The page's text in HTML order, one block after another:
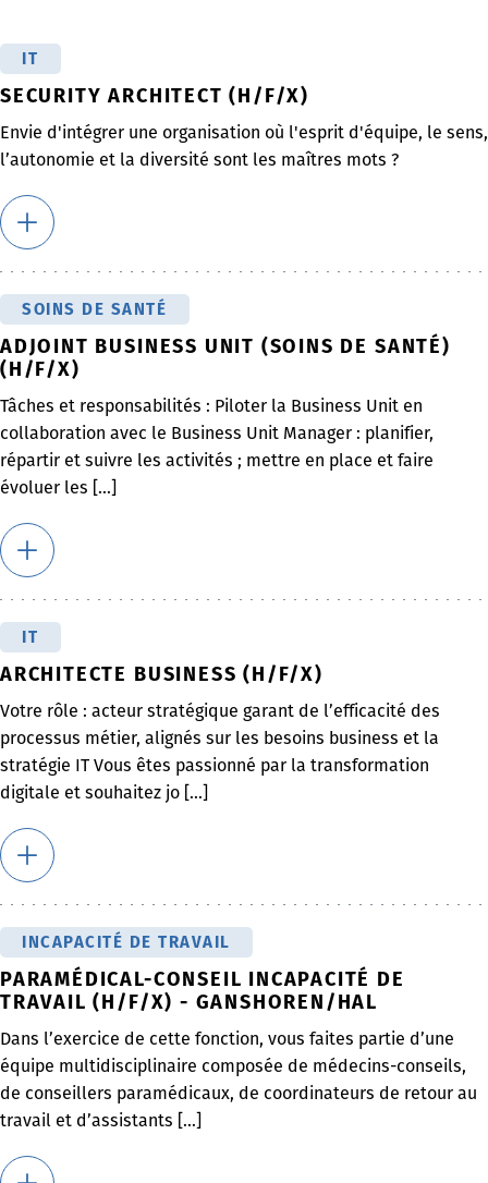
IT
SECURITY ARCHITECT (H/F/X)
Envie d'intégrer une organisation où l'esprit d'équipe, le sens,
l’autonomie et la diversité sont les maîtres mots ?
SOINS DE SANTÉ
ADJOINT BUSINESS UNIT (SOINS DE SANTÉ)
(H/F/X)
Tâches et responsabilités : Piloter la Business Unit en
collaboration avec le Business Unit Manager : planifier,
répartir et suivre les activités ; mettre en place et faire
évoluer les [...]
IT
ARCHITECTE BUSINESS (H/F/X)
Votre rôle : acteur stratégique garant de l’efficacité des
processus métier, alignés sur les besoins business et la
stratégie IT Vous êtes passionné par la transformation
digitale et souhaitez jo [...]
INCAPACITÉ DE TRAVAIL
PARAMÉDICAL-CONSEIL INCAPACITÉ DE
TRAVAIL (H/F/X) - GANSHOREN/HAL
Dans l’exercice de cette fonction, vous faites partie d’une
équipe multidisciplinaire composée de médecins-conseils,
de conseillers paramédicaux, de coordinateurs de retour au
travail et d’assistants [...]